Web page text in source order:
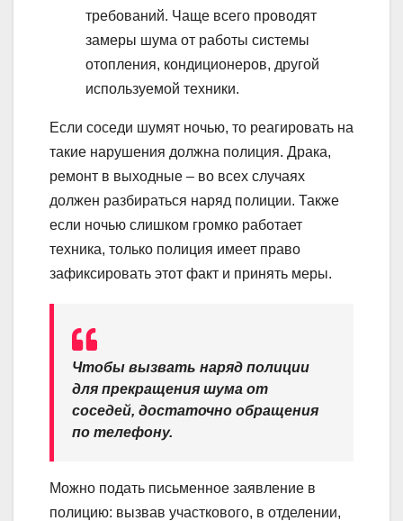
требований. Чаще всего проводят
замеры шума от работы системы
отопления, кондиционеров, другой
используемой техники.
Если соседи шумят ночью, то реагировать на
такие нарушения должна полиция. Драка,
ремонт в выходные – во всех случаях
должен разбираться наряд полиции. Также
если ночью слишком громко работает
техника, только полиция имеет право
зафиксировать этот факт и принять меры.
Чтобы вызвать наряд полиции
для прекращения шума от
соседей, достаточно обращения
по телефону.
Можно подать письменное заявление в
полицию: вызвав участкового, в отделении,